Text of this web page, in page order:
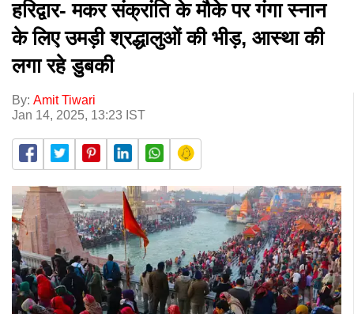
हरिद्वार- मकर संक्रांति के मौके पर गंगा स्नान
के लिए उमड़ी श्रद्धालुओं की भीड़, आस्था की
लगा रहे डुबकी
By: Amit Tiwari
Jan 14, 2025, 13:23 IST